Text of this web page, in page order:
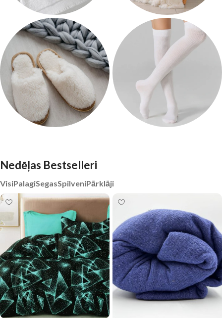
Dvieļi
67 products
Pārklāji
26 products
Nedēļas Bestselleri
VisiPalagiSegasSpilveniPārklāji